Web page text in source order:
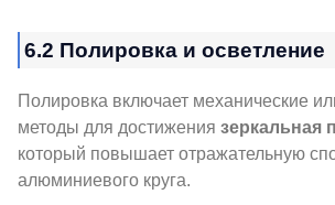
6.2 Полировка и осветление
Полировка включает механические
методы для достижения зеркальная
который повышает отражательную
алюминиевого круга.